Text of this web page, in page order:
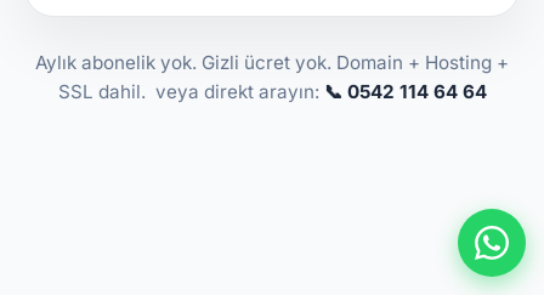
Aylık abonelik yok. Gizli ücret yok. Domain + Hosting +
SSL dahil. veya direkt arayın: 📞 0542 114 64 64